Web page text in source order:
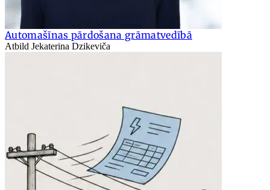
Automašīnas pārdošana grāmatvedībā
Atbild Jekaterina Dzikeviča